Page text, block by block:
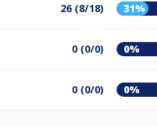
26 (8/18) 31%
0 (0/0) 0%
0 (0/0) 0%